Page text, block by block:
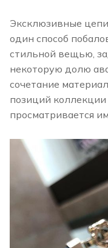
Эксклюзивные
один способ
стильной вещью,
некоторую долю
сочетание
позиций коллекции
просматривается